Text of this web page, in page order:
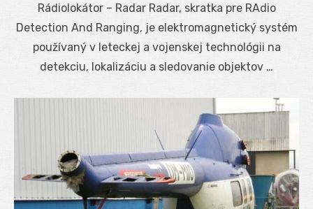
Rádiolokátor – Radar Radar, skratka pre RAdio
Detection And Ranging, je elektromagnetický systém
používaný v leteckej a vojenskej technológii na
detekciu, lokalizáciu a sledovanie objektov …